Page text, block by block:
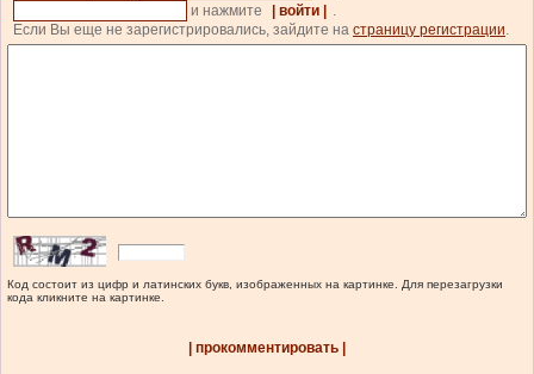
и нажмите
| войти |
.
Если Вы еще не зарегистрировались, зайдите на страницу регистрации.
Код состоит из цифр и латинских букв, изображенных на картинке. Для перезагрузки
кода кликните на картинке.
| прокомментировать |